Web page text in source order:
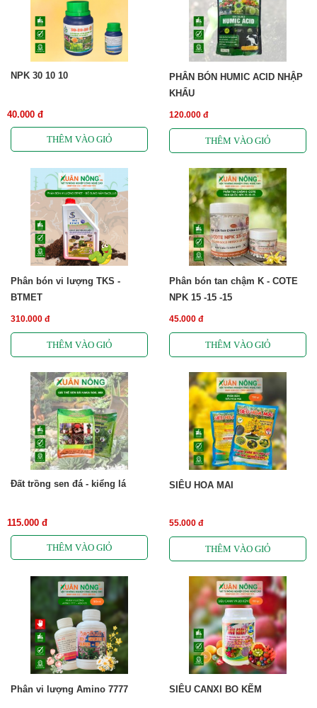
NPK 30 10 10
40.000 đ
PHÂN BÓN HUMIC ACID NHẬP
KHẨU
120.000 đ
Phân bón vi lượng TKS -
BTMET
310.000 đ
Phân bón tan chậm K - COTE
NPK 15 -15 -15
45.000 đ
Đất trồng sen đá - kiểng lá
115.000 đ
SIÊU HOA MAI
55.000 đ
Phân vi lượng Amino 7777 SIÊU CANXI BO KẼM